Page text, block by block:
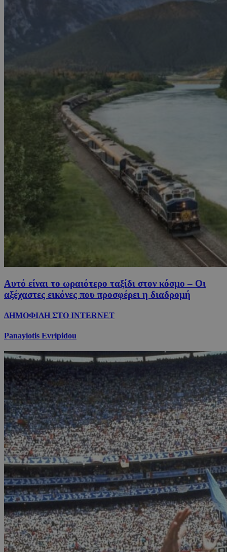
Αυτό είναι το ωραιότερο ταξίδι στον κόσμο – Οι
αξέχαστες εικόνες που προσφέρει η διαδρομή
ΔΗΜΟΦΙΛΗ ΣΤΟ INTERNET
Panayiotis Evripidou